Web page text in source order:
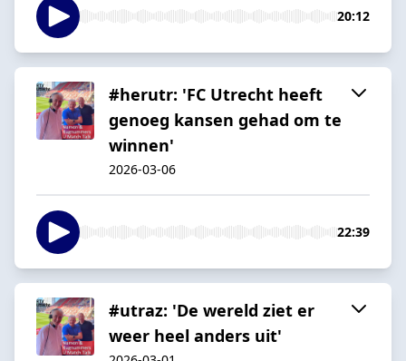
20:12
#herutr: 'FC Utrecht heeft
genoeg kansen gehad om te
winnen'
2026-03-06
22:39
#utraz: 'De wereld ziet er
weer heel anders uit'